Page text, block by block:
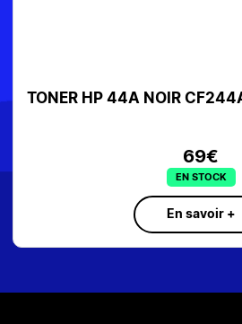
TONER HP 44A NOIR CF244A
69€
EN STOCK
En savoir +